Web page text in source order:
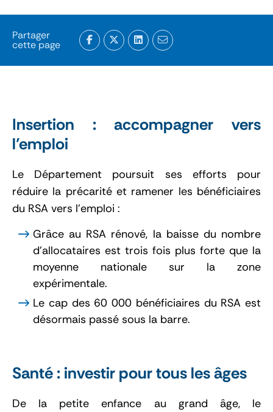
Partager
cette page
Insertion : accompagner vers
l’emploi
Le Département poursuit ses efforts pour
réduire la précarité et ramener les bénéficiaires
du RSA vers l’emploi :
Grâce au RSA rénové, la baisse du nombre
d’allocataires est trois fois plus forte que la
moyenne nationale sur la zone
expérimentale.
Le cap des 60 000 bénéficiaires du RSA est
désormais passé sous la barre.
Santé : investir pour tous les âges
De la petite enfance au grand âge, le